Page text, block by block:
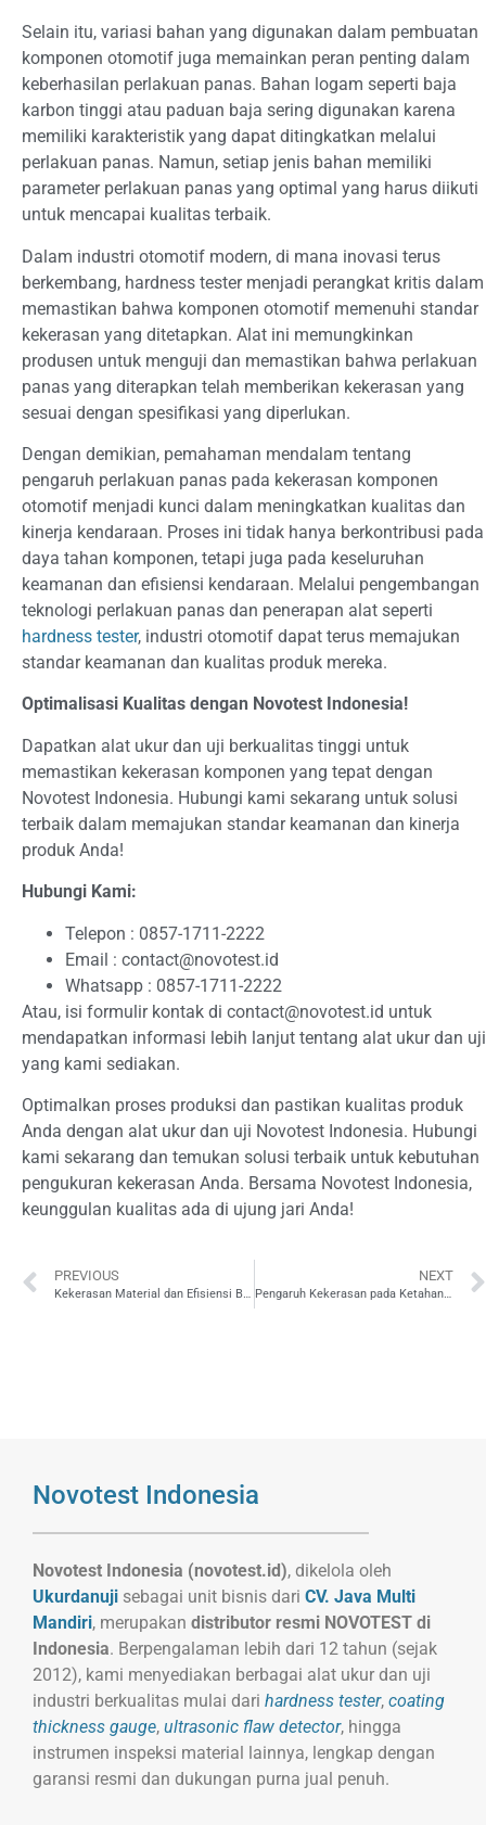
Selain itu, variasi bahan yang digunakan dalam pembuatan
komponen otomotif juga memainkan peran penting dalam
keberhasilan perlakuan panas. Bahan logam seperti baja
karbon tinggi atau paduan baja sering digunakan karena
memiliki karakteristik yang dapat ditingkatkan melalui
perlakuan panas. Namun, setiap jenis bahan memiliki
parameter perlakuan panas yang optimal yang harus diikuti
untuk mencapai kualitas terbaik.
Dalam industri otomotif modern, di mana inovasi terus
berkembang, hardness tester menjadi perangkat kritis dalam
memastikan bahwa komponen otomotif memenuhi standar
kekerasan yang ditetapkan. Alat ini memungkinkan
produsen untuk menguji dan memastikan bahwa perlakuan
panas yang diterapkan telah memberikan kekerasan yang
sesuai dengan spesifikasi yang diperlukan.
Dengan demikian, pemahaman mendalam tentang
pengaruh perlakuan panas pada kekerasan komponen
otomotif menjadi kunci dalam meningkatkan kualitas dan
kinerja kendaraan. Proses ini tidak hanya berkontribusi pada
daya tahan komponen, tetapi juga pada keseluruhan
keamanan dan efisiensi kendaraan. Melalui pengembangan
teknologi perlakuan panas dan penerapan alat seperti
hardness tester, industri otomotif dapat terus memajukan
standar keamanan dan kualitas produk mereka.
Optimalisasi Kualitas dengan Novotest Indonesia!
Dapatkan alat ukur dan uji berkualitas tinggi untuk
memastikan kekerasan komponen yang tepat dengan
Novotest Indonesia. Hubungi kami sekarang untuk solusi
terbaik dalam memajukan standar keamanan dan kinerja
produk Anda!
Hubungi Kami:
Telepon : 0857-1711-2222
Email : contact@novotest.id
Whatsapp : 0857-1711-2222
Atau, isi formulir kontak di contact@novotest.id untuk
mendapatkan informasi lebih lanjut tentang alat ukur dan uji
yang kami sediakan.
Optimalkan proses produksi dan pastikan kualitas produk
Anda dengan alat ukur dan uji Novotest Indonesia. Hubungi
kami sekarang dan temukan solusi terbaik untuk kebutuhan
pengukuran kekerasan Anda. Bersama Novotest Indonesia,
keunggulan kualitas ada di ujung jari Anda!
PREVIOUS
Kekerasan Material dan Efisiensi Bahan Bakar di Mesin Otomotif
NEXT
Pengaruh Kekerasan pada Ketahanan Korosi Komponen Otomotif
Novotest Indonesia
Novotest Indonesia (novotest.id), dikelola oleh
Ukurdanuji sebagai unit bisnis dari CV. Java Multi
Mandiri, merupakan distributor resmi NOVOTEST di
Indonesia. Berpengalaman lebih dari 12 tahun (sejak
2012), kami menyediakan berbagai alat ukur dan uji
industri berkualitas mulai dari hardness tester, coating
thickness gauge, ultrasonic flaw detector, hingga
instrumen inspeksi material lainnya, lengkap dengan
garansi resmi dan dukungan purna jual penuh.